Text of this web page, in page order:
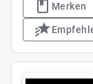
Merken